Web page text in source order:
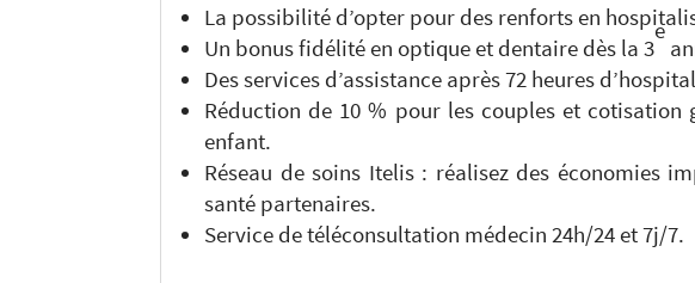
La possibilité d’opter pour des renforts en
Un bonus fidélité en optique et dentaire dès la 3
e
Des services d’assistance après 72 heures
Réduction de 10 % pour les couples et cotisation
enfant.
Réseau de soins Itelis : réalisez des économies
santé partenaires.
Service de téléconsultation médecin 24h/24 et 7j/7.